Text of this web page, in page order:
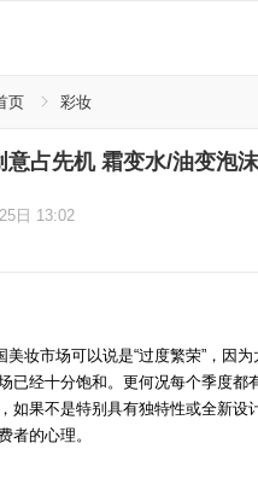
页 彩妆
意占先机 霜变水/油变泡
日 13:02
美妆市场可以说是“过度繁荣”，因
已经十分饱和。更何况每个季度都
如果不是特别具有独特性或全新设
者的心理。